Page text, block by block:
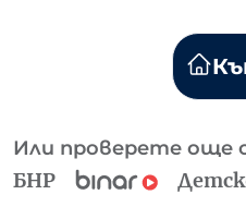
Или проверете
БНР